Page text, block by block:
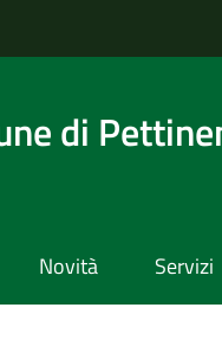
di
Novità Servizi